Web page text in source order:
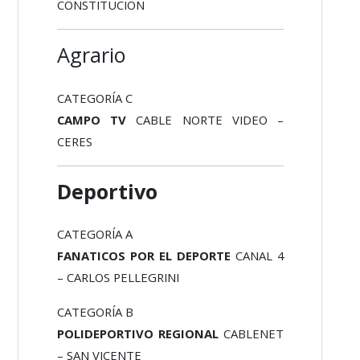
CONSTITUCION
Agrario
CATEGORÍA C
CAMPO TV CABLE NORTE VIDEO –
CERES
Deportivo
CATEGORÍA A
FANATICOS POR EL DEPORTE CANAL 4
– CARLOS PELLEGRINI
CATEGORÍA B
POLIDEPORTIVO REGIONALCABLENET
– SAN VICENTE